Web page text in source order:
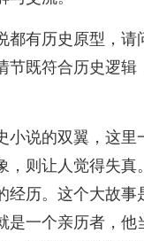
都有历史原型，请
既符合历史逻辑
小说的双翼，这里
则让人觉得失真
历。这个大故事
一个亲历者，他